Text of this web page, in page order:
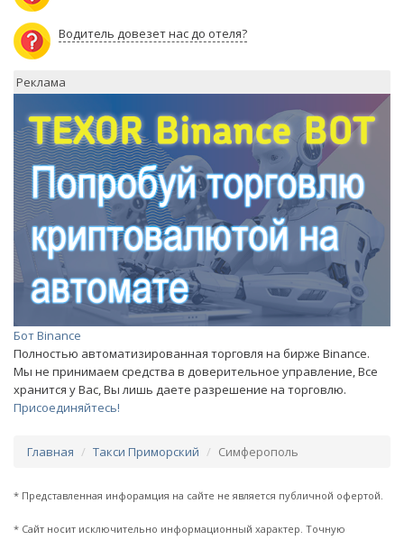
Водитель довезет нас до отеля?
Реклама
Бот Binance
Полностью автоматизированная торговля на бирже Binance.
Мы не принимаем средства в доверительное управление, Все
хранится у Вас, Вы лишь даете разрешение на торговлю.
Присоединяйтесь!
Главная Такси Приморский Симферополь
* Представленная инфорамция на сайте не является публичной офертой.
* Сайт носит исключительно информационный характер. Точную